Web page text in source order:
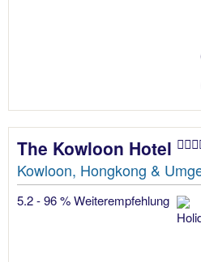
The Kowloon Hotel
Kowloon, Hongkong &
5.2 - 96 % Weiterempfehlung